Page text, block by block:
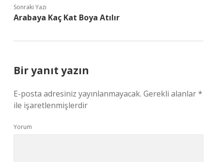
Sonraki Yazı
Arabaya Kaç Kat Boya Atılır
Bir yanıt yazın
E-posta adresiniz yayınlanmayacak. Gerekli alanlar*
ile işaretlenmişlerdir
Yorum